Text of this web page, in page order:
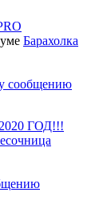
Барахолка
сообщению
ГОД!!!